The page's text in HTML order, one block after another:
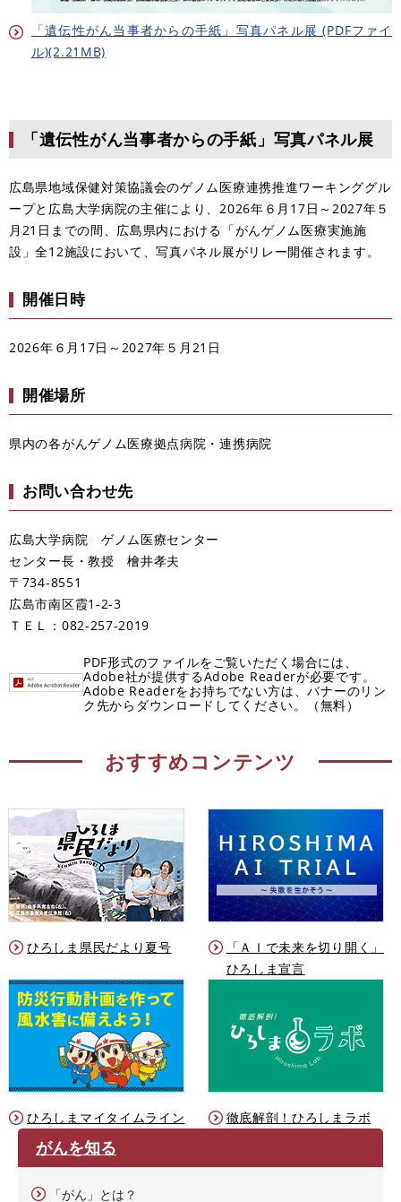
「遺伝性がん当事者からの手紙」写真パネル展 (PDFファイ
ル)(2.21MB)
「遺伝性がん当事者からの手紙」写真パネル展
広島県地域保健対策協議会のゲノム医療連携推進ワーキンググル
ープと広島大学病院の主催により、2026年６月17日～2027年５
月21日までの間、広島県内における「がんゲノム医療実施施
設」全12施設において、写真パネル展がリレー開催されます。
開催日時
2026年６月17日～2027年５月21日
開催場所
県内の各がんゲノム医療拠点病院・連携病院
お問い合わせ先
広島大学病院 ゲノム医療センター
センター長・教授 檜井孝夫
〒734-8551
広島市南区霞1-2-3
ＴＥＬ：082-257-2019
PDF形式のファイルをご覧いただく場合には、
Adobe社が提供するAdobe Readerが必要です。
Adobe Readerをお持ちでない方は、バナーのリン
ク先からダウンロードしてください。（無料）
おすすめコンテンツ
ひろしま県民だより夏号
「ＡＩで未来を切り開く」
ひろしま宣言
ひろしまマイタイムライン 徹底解剖！ひろしまラボ
がんを知る
「がん」とは？